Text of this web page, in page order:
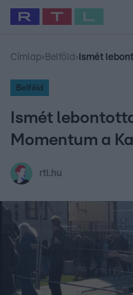
Legfrissebb RTL Híradó
Babits Marcella
Címlap› Belföld ›
Belföld
Ismét
Momentum a
rtl.hu